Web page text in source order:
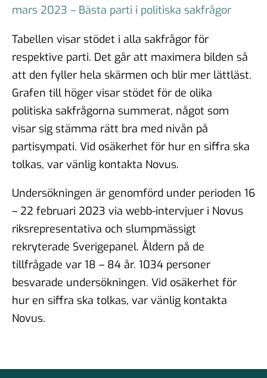
mars 2023 – Bästa parti i politiska sakfrågor
Tabellen visar stödet i alla sakfrågor för
respektive parti. Det går att maximera bilden så
att den fyller hela skärmen och blir mer lättläst.
Grafen till höger visar stödet för de olika
politiska sakfrågorna summerat, något som
visar sig stämma rätt bra med nivån på
partisympati. Vid osäkerhet för hur en siffra ska
tolkas, var vänlig kontakta Novus.
Undersökningen är genomförd under perioden 16
– 22 februari 2023 via webb-intervjuer i Novus
riksrepresentativa och slumpmässigt
rekryterade Sverigepanel. Åldern på de
tillfrågade var 18 – 84 år. 1034 personer
besvarade undersökningen. Vid osäkerhet för
hur en siffra ska tolkas, var vänlig kontakta
Novus.